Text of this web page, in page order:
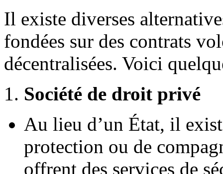
Il existe diverses
fondées sur des contrats
décentralisées. Voici
1. Société de droit privé
Au lieu d’un État, il
protection ou de
offrent des services de